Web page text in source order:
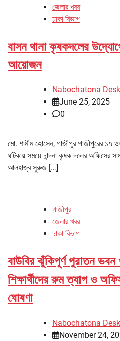
জেলার খবর
ঢাকা বিভাগ
বাসন থানা কৃষকদলের
আয়োজন
Nabochatona Desk
June 25, 2025
0
মো. শামীম হোসেন, গাজীপুর গাজীপুরের ১৭
ঘটিকায় সময়ে চান্দনা কৃষক দলের অফিসের
আলহাজ্ব সুরুজ […]
গাজীপুর
জেলার খবর
ঢাকা বিভাগ
বাউবির ঝুঁকিপূর্ণ পুরাতন ভবন
শিক্ষার্থীদের রুম ত্যাগ ও
ঘোষণা
Nabochatona Desk
November 24,